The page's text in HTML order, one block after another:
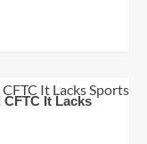
It Lacks